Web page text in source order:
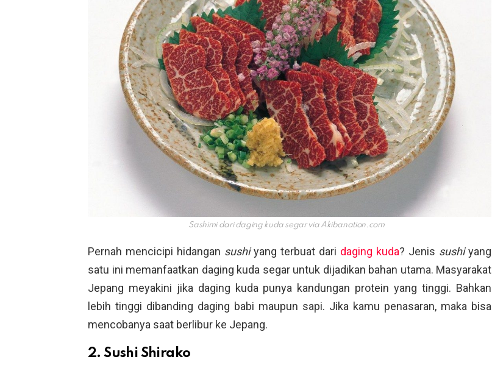
Sashimi dari daging kuda segar via Akibanation.com
Pernah mencicipi hidangan sushiyang terbuat dari daging kuda? Jenis sushiyang
satu ini memanfaatkan daging kuda segar untuk dijadikan bahan utama. Masyarakat
Jepang meyakini jika daging kuda punya kandungan protein yang tinggi. Bahkan
lebih tinggi dibanding daging babi maupun sapi. Jika kamu penasaran, maka bisa
mencobanya saat berlibur ke Jepang.
2. Sushi Shirako